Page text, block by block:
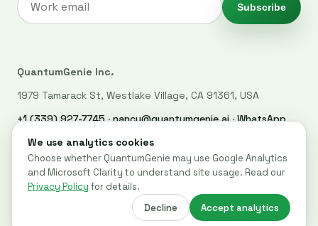
Subscribe
QuantumGenie Inc.
1979 Tamarack St, Westlake Village, CA 91361, USA
+1 (339) 927-7745·nancy@quantumgenie.ai·WhatsApp
LinkedIn· Privacy Policy·Trust Center
Cookie settings
© 2026 QuantumGenie. All rights reserved.
Built for post-quantum readiness across websites, code, and